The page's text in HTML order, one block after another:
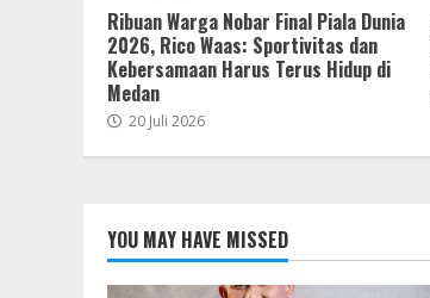
Ribuan Warga Nobar Final Piala Dunia
2026, Rico Waas: Sportivitas dan
Kebersamaan Harus Terus Hidup di
Medan
20 Juli 2026
YOU MAY HAVE MISSED